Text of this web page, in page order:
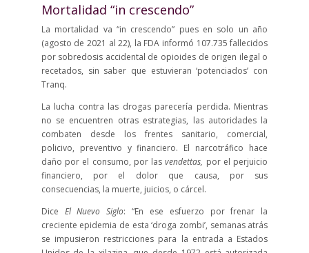
Mortalidad “in crescendo”
La mortalidad va “in crescendo” pues en solo un año
(agosto de 2021 al 22), la FDA informó 107.735 fallecidos
por sobredosis accidental de opioides de origen ilegal o
recetados, sin saber que estuvieran ‘potenciados’ con
Tranq.
La lucha contra las drogas parecería perdida. Mientras
no se encuentren otras estrategias, las autoridades la
combaten desde los frentes sanitario, comercial,
policivo, preventivo y financiero. El narcotráfico hace
daño por el consumo, por lasvendettas, por el perjuicio
financiero, por el dolor que causa, por sus
consecuencias, la muerte, juicios, o cárcel.
Dice El Nuevo Siglo: “En ese esfuerzo por frenar la
creciente epidemia de esta ‘droga zombi’, semanas atrás
se impusieron restricciones para la entrada a Estados